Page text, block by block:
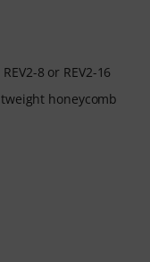
8 or REV2-16
honeycomb